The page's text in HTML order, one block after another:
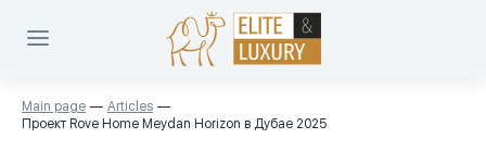
Main page
Articles
Проект Rove Home Meydan Horizon в Дубае 2025